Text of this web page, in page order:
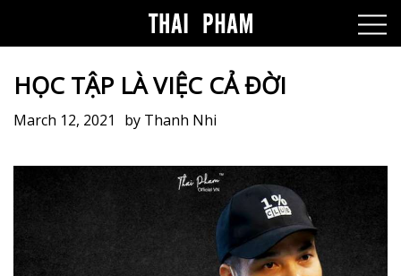
HỌC TẬP LÀ VIỆC CẢ ĐỜI
March 12, 2021 by Thanh Nhi